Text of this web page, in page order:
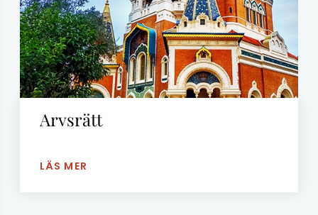
Arvsrätt
LÄS MER